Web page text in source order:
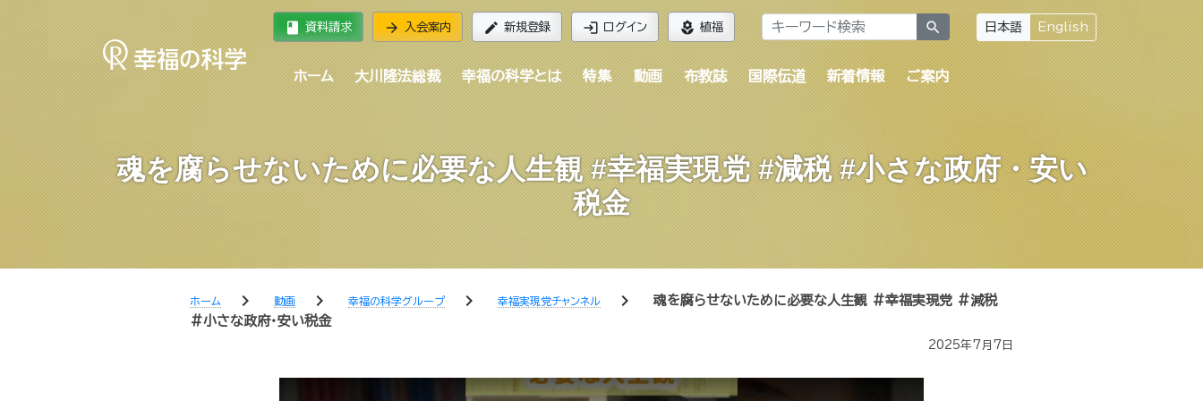
book 資料請求 arrow_forward 入会案内 edit 新規登録 login ログイン local_florist 植福 search 日本語 English
ホーム 大川隆法総裁 幸福の科学とは 特集 動画 布教誌 国際伝道 新着情報 ご案内
魂を腐らせないために必要な人生観 #幸福実現党 #減税 #小さな政府・安い
税金
ホーム chevron_right 動画 chevron_right 幸福の科学グループ chevron_right 幸福実現党チャンネル chevron_right
魂を腐らせないために必要な人生観 #幸福実現党 #減税
#小さな政府・安い税金
2025年7月7日